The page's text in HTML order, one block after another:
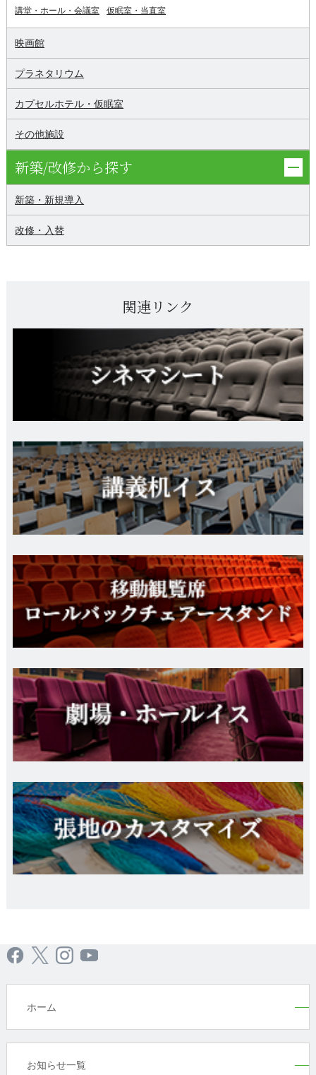
講堂・ホール・会議室 仮眠室・当直室
映画館
プラネタリウム
カプセルホテル・仮眠室
その他施設
新築/改修から探す
新築・新規導入
改修・入替
関連リンク
ホーム
お知らせ一覧